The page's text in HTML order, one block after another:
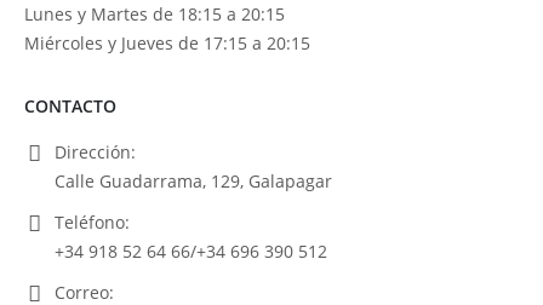
Lunes y Martes de 18:15 a 20:15
Miércoles y Jueves de 17:15 a 20:15
CONTACTO
Dirección:
Calle Guadarrama, 129, Galapagar
Teléfono:
+34 918 52 64 66/+34 696 390 512
Correo: